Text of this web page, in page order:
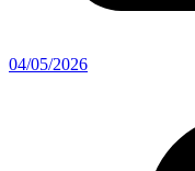
04/05/2026